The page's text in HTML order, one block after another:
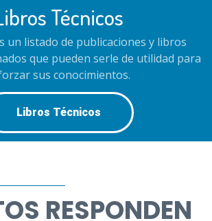
Técnicos
un listado de publicaciones y libros
que pueden serle de utilidad para
sus conocimientos.
Libros Técnicos
RESPONDEN